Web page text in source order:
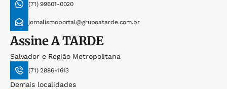
(71) 99601-0020
jornalismoportal@grupoatarde.com.br
AssineA TARDE
Salvador e Região Metropolitana
(71) 2886-1613
Demais localidades